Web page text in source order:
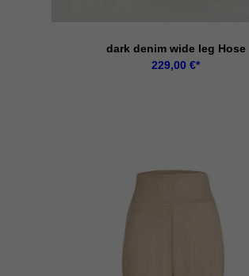
dark denim wide leg Hose
229,00€